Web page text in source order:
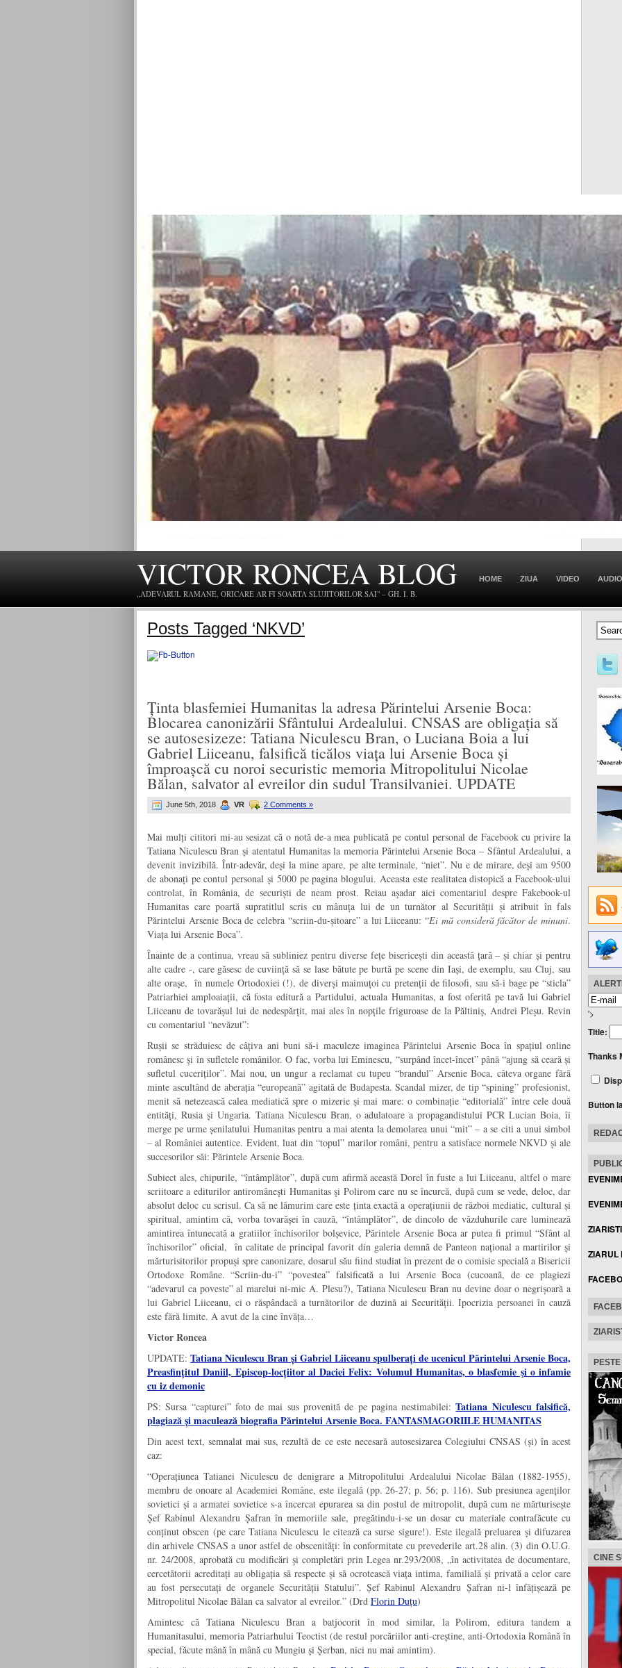
VICTOR RONCEA BLOG
„ADEVARUL RAMANE, ORICARE AR FI SOARTA SLUJITORILOR SAI" – GH. I. B.
HOME ZIUA VIDEO AUDIO
Posts Tagged ‘NKVD’
Ținta blasfemiei Humanitas la adresa Părintelui Arsenie Boca:
Blocarea canonizării Sfântului Ardealului. CNSAS are obligația să
se autosesizeze: Tatiana Niculescu Bran, o Luciana Boia a lui
Gabriel Liiceanu, falsifică ticălos viața lui Arsenie Boca și
împroașcă cu noroi securistic memoria Mitropolitului Nicolae
Bălan, salvator al evreilor din sudul Transilvaniei. UPDATE
June 5th, 2018 VR 2 Comments »
Mai mulți cititori mi-au sesizat că o notă de-a mea publicată pe contul personal de Facebook cu privire la
Tatiana Niculescu Bran și atentatul Humanitas la memoria Părintelui Arsenie Boca – Sfântul Ardealului, a
devenit invizibilă. Într-adevăr, deși la mine apare, pe alte terminale, “niet”. Nu e de mirare, deși am 9500
de abonați pe contul personal și 5000 pe pagina blogului. Aceasta este realitatea distopică a Facebook-ului
controlat, în România, de securiști de neam prost. Reiau așadar aici comentariul despre Fakebook-ul
Humanitas care poartă supratitlul scris cu mânuța lui de un turnător al Securității și atribuit în fals
Părintelui Arsenie Boca de celebra “scriin-du-șitoare” a lui Liiceanu: “Ei mă consideră făcător de minuni.
Viața lui Arsenie Boca”.
Înainte de a continua, vreau să subliniez pentru diverse fețe bisericești din această țară – și chiar și pentru
alte cadre -, care găsesc de cuviință să se lase bătute pe burtă pe scene din Iași, de exemplu, sau Cluj, sau
alte orașe, în numele Ortodoxiei (!), de diverși maimuțoi cu pretenții de filosofi, sau să-i bage pe “sticla”
Patriarhiei amploaiații, că fosta editură a Partidului, actuala Humanitas, a fost oferită pe tavă lui Gabriel
Liiceanu de tovarășul lui de nedespărțit, mai ales în nopțile friguroase de la Păltiniș, Andrei Pleșu. Revin
cu comentariul “nevăzut”:
Rușii se străduiesc de câțiva ani buni să-i maculeze imaginea Părintelui Arsenie Boca în spațiul online
românesc și în sufletele românilor. O fac, vorba lui Eminescu, “surpând încet-încet” până “ajung să ceară și
sufletul cuceriților”. Mai nou, un ungur a reclamat cu tupeu “brandul” Arsenie Boca, câteva organe fără
minte ascultând de aberația “europeană” agitată de Budapesta. Scandal mizer, de tip “spining” profesionist,
menit să netezească calea mediatică spre o mizerie și mai mare: o combinație “editorială” între cele două
entități, Rusia și Ungaria. Tatiana Niculescu Bran, o adulatoare a propagandistului PCR Lucian Boia, îi
merge pe urme șenilatului Humanitas pentru a mai atenta la demolarea unui “mit” – a se citi a unui simbol
– al României autentice. Evident, luat din “topul” marilor români, pentru a satisface normele NKVD și ale
succesorilor săi: Părintele Arsenie Boca.
Subiect ales, chipurile, “întâmplător”, după cum afirmă această Dorel în fuste a lui Liiceanu, altfel o mare
scriitoare a editurilor antiromâneşti Humanitas şi Polirom care nu se încurcă, după cum se vede, deloc, dar
absolut deloc cu scrisul. Ca să ne lămurim care este ținta exactă a operațiunii de război mediatic, cultural și
spiritual, amintim că, vorba tovarășei în cauză, “întâmplător”, de dincolo de văzduhurile care luminează
amintirea întunecată a gratiilor închisorilor bolșevice, Părintele Arsenie Boca ar putea fi primul “Sfânt al
închisorilor” oficial, în calitate de principal favorit din galeria demnă de Panteon național a martirilor și
mărturisitorilor propuși spre canonizare, dosarul său fiind studiat în prezent de o comisie specială a Bisericii
Ortodoxe Române. “Scriin-du-i” “povestea” falsificată a lui Arsenie Boca (cucoană, de ce plagiezi
“adevarul ca poveste” al marelui ni-mic A. Plesu?), Tatiana Niculescu Bran nu devine doar o negrișoară a
lui Gabriel Liiceanu, ci o răspândacă a turnătorilor de duzină ai Securității. Ipocrizia persoanei în cauză
este fără limite. A avut de la cine învăța…
Victor Roncea
UPDATE: Tatiana Niculescu Bran și Gabriel Liiceanu spulberați de ucenicul Părintelui Arsenie Boca,
Preasfințitul Daniil, Episcop-locțiitor al Daciei Felix: Volumul Humanitas, o blasfemie şi o infamie
cu iz demonic
PS: Sursa “capturei” foto de mai sus provenită de pe pagina nestimabilei:Tatiana Niculescu falsifică,
plagiază și maculează biografia Părintelui Arsenie Boca. FANTASMAGORIILE HUMANITAS
Din acest text, semnalat mai sus, rezultă de ce este necesară autosesizarea Colegiului CNSAS (și) în acest
caz:
“Operațiunea Tatianei Niculescu de denigrare a Mitropolitului Ardealului Nicolae Bălan (1882-1955),
membru de onoare al Academiei Române, este ilegală (pp. 26-27; p. 56; p. 116). Sub presiunea agenților
sovietici și a armatei sovietice s-a încercat epurarea sa din postul de mitropolit, după cum ne mărturisește
Șef Rabinul Alexandru Șafran în memoriile sale, pregătindu-i-se un dosar cu materiale contrafăcute cu
conținut obscen (pe care Tatiana Niculescu le citează ca surse sigure!). Este ilegală preluarea și difuzarea
din arhivele CNSAS a unor astfel de obscenități: în conformitate cu prevederile art.28 alin. (3) din O.U.G.
nr. 24/2008, aprobată cu modificări și completări prin Legea nr.293/2008, „în activitatea de documentare,
cercetătorii acreditați au obligația să respecte și să ocrotească viața intima, familială și privată a celor care
au fost persecutați de organele Securității Statului”. Șef Rabinul Alexandru Șafran ni-l înfățișează pe
Mitropolitul Nicolae Bălan ca salvator al evreilor.” (Drd Florin Duțu)
Amintesc că Tatiana Niculescu Bran a batjocorit în mod similar, la Polirom, editura tandem a
Humanitasului, memoria Patriarhului Teoctist (de restul porcăriilor anti-creștine, anti-Ortodoxia Română în
special, făcute mână în mână cu Mungiu și Șerban, nici nu mai amintim).
'>
Title:
Thanks
Button
ZIARUL
CINE